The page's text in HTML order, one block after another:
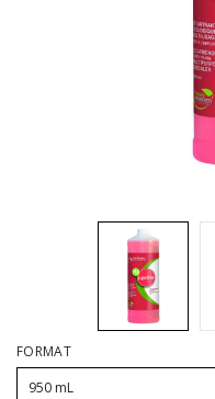
Microfibres et linges divers
Vadrouilles, manches et
FORMAT
950 mL